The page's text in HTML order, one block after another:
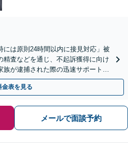
には原則24時間以内に接見対応」被
精査などを通じ、不起訴獲得に向け
が逮捕された際の迅速サポート
・夜間相談可】
金表を見る
メールで面談予約